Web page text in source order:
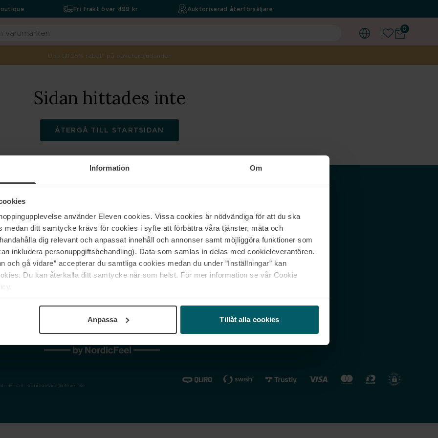
Information Om
använder Eleven cookies. Vissa cookies är nödvändiga för att du ska
medan ditt samtycke krävs för cookies i syfte att förbättra våra tjänster, mäta och
dig relevant och anpassat innehåll och annonser samt möjliggöra funktioner som
inkludera personuppgiftsbehandling). Data som samlas in delas med cookieleverantören.
och gå vidare” accepterar du samtliga cookies medan du under ”Inställningar” kan
Du kan återkalla ditt samtycke när som helst. För mer information se vår Cookie
Anpassa Tillåt alla cookies
0
Fri frakt över 499 kr Auktoriserad återförsäljare
Upp till 25% rabatt på paketerbjudanden
Sidan hittades inte
ÅTERGÅ TILL STARTSIDAN
Om oss
Jobba hos oss
Våra varumärken
Kontakta oss
Vanliga frågor & svar
Spåra min beställning
reklamationer
Nordicfeel SE
Nordicfeel FI
Nordicfeel NO
Email: kundservice@eleven.se